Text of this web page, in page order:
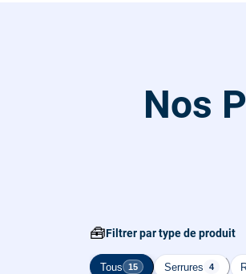
Nos
🧰Filtrer par type de produit
Tous 15 Serrures 4